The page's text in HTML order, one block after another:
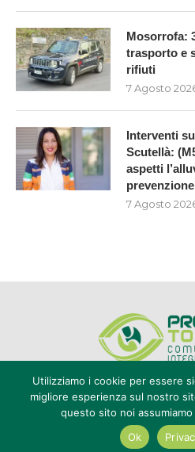
Mosorrofa:
trasporto e
rifiuti
7 Agosto
Interventi
Scutellà:
aspetti
7 Agosto
Editore Progetto Touring srl -
02636800803 - Reg. Tribunale
Utilizziamo i cookie per essere
migliore esperienza sul nostro
questo sito noi
Ok